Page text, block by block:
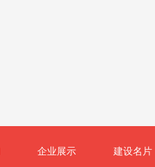
企业展示 建设名片